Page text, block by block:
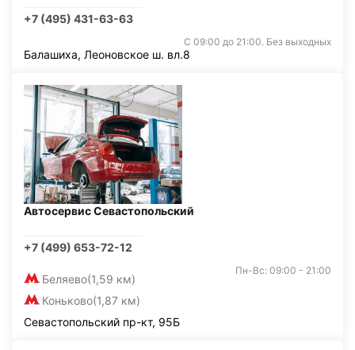
+7 (495) 431-63-63
С 09:00 до 21:00. Без выходных
Балашиха, Леоновское ш. вл.8
Автосервис Севастопольский
+7 (499) 653-72-12
Беляево(1,59 км)
Коньково(1,87 км)
Пн-Вс: 09:00 - 21:00
Севастопольский пр-кт, 95Б